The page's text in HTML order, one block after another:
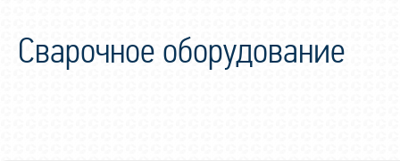
Сварочное оборудование